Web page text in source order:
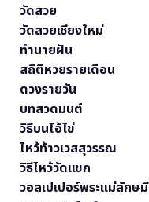
วัดสวย
วัดสวยเชียงใหม่
ทำนายฝัน
สถิติหวยรายเดือน
ดวงรายวัน
บทสวดมนต์
วิธีบนไอ้ไข่
ไหว้ท้าวเวสสุวรรณ
วิธีไหว้วัดแขก
วอลเปเปอร์พระแม่ลักษมี